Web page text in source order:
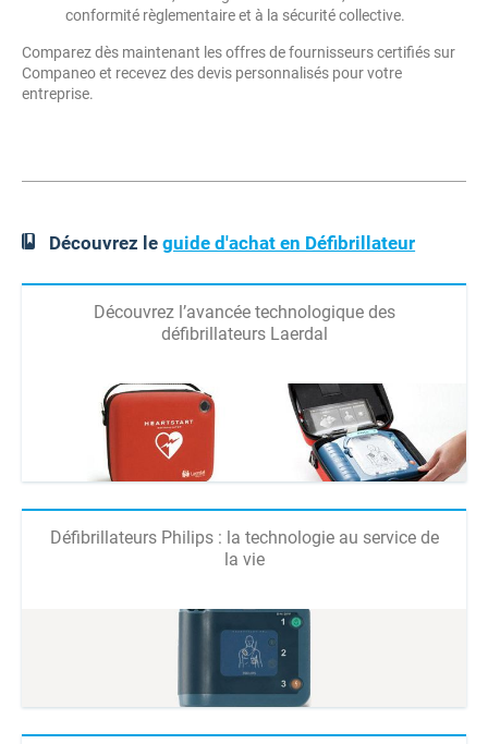
conformité règlementaire et à la sécurité collective.
Comparez dès maintenant les offres de fournisseurs certifiés sur
Companeo et recevez des devis personnalisés pour votre
entreprise.
Découvrez leguide d'achat en Défibrillateur
Découvrez l’avancée technologique des
défibrillateurs Laerdal
Défibrillateurs Philips : la technologie au service de
la vie